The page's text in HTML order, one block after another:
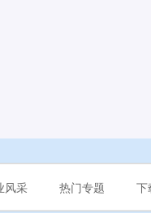
风采 热门专题 下